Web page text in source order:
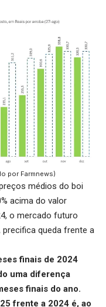
por Farmnews)
médios do boi
acima do valor
o mercado futuro
precifica queda frente a
finais de 2024
uma diferença
finais do ano.
frente a 2024 é, ao